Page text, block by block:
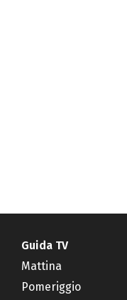
Guida TV
Mattina
Pomeriggio